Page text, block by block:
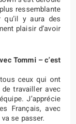
ressemblante
y aura des
plaisir d’avoir
Tommi – c’est
ceux qui ont
travailler avec
J’apprécie
Français, avec
se passer.